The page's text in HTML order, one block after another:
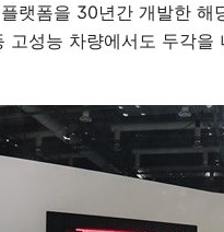
랫폼을 30년간 개발한 해
고성능 차량에서도 두각을